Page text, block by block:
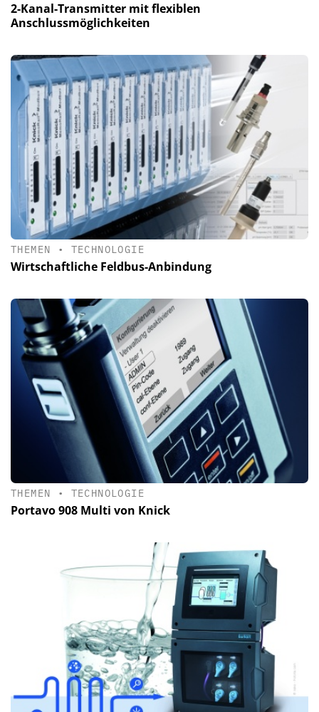
2-Kanal-Transmitter mit flexiblen
Anschlussmöglichkeiten
THEMEN • TECHNOLOGIE
Wirtschaftliche Feldbus-Anbindung
THEMEN • TECHNOLOGIE
Portavo 908 Multi von Knick